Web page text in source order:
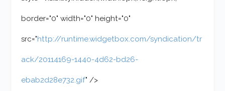
border="0" width="0" height="0"
src="http://runtime.widgetbox.com/syndication/tr
ack/20114169-1440-4d62-bd26-
ebab2d28e732.gif" />